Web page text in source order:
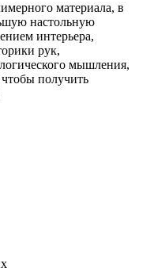
материала, в
настольную
интерьера,
рук,
мышления,
получить